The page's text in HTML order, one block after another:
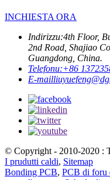
INCHIESTA ORA
Indirizzu:4th Floor,
2nd Road, Shajiao
Guangdong, China.
Telefonu:+86
E-mail
© Copyright - 2010-2020 :
I prudutti caldi, Sitemap
Bonding PCB, PCB di foru